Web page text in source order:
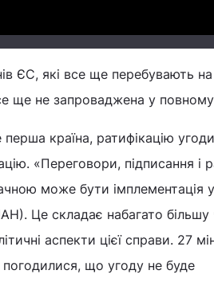
ЄС, які все ще перебувають на
ще не запроваджена у повному
країна, ратифікацію
«Переговори, підписання і
може бути імплементація
Це складає набагато більшу
аспекти цієї справи. 27
що угоду не буде